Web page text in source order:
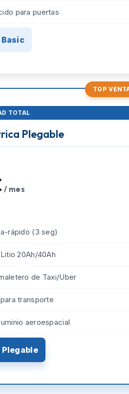
para puertas
TOP
TOTAL
Plegable
/ mes
rápido (3 seg)
20Ah/40Ah
de Taxi/Uber
transporte
aeroespacial